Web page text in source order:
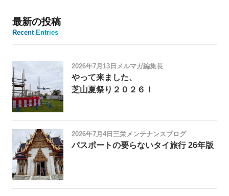
最新の投稿
Recent Entries
2026年7月13日 メルマガ編集長
やって来ました、
芝山夏祭り２０２６！
2026年7月4日 三栄メンテナンスブログ
パスポートの要らないタイ旅行 26年版